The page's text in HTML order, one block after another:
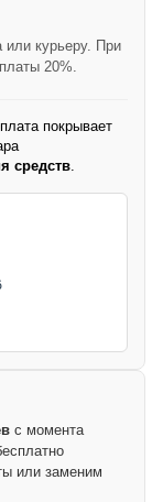
или курьеру. При
20%.
покрывает
средств
с момента
или заменим